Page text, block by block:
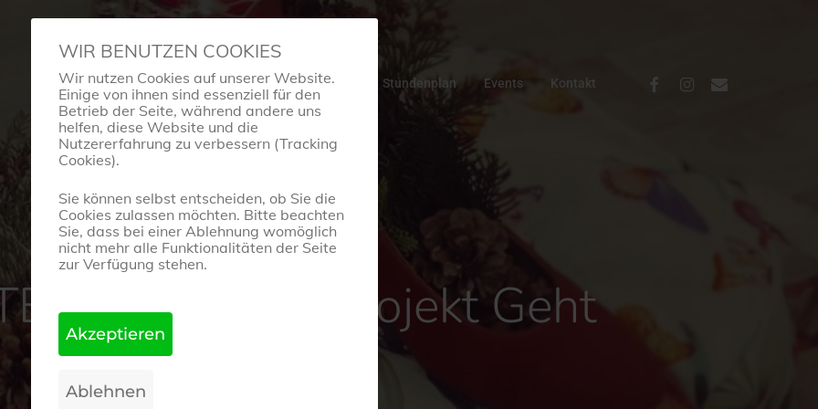
Startseite Tanzschule Stundenplan Events Kontakt FacebookInstagram
Email
BeArt-Blog
SCHUHE“ Projekt Geht
Weiter!
WIR BENUTZEN COOKIES
Wir nutzen Cookies auf unserer Website.
Einige von ihnen sind essenziell für den
Betrieb der Seite, während andere uns
helfen, diese Website und die
Nutzererfahrung zu verbessern (Tracking
Cookies).
Sie können selbst entscheiden, ob Sie die
Cookies zulassen möchten. Bitte beachten
Sie, dass bei einer Ablehnung womöglich
nicht mehr alle Funktionalitäten der Seite
zur Verfügung stehen.